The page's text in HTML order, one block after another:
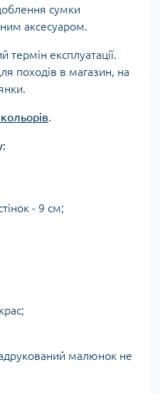
сумки
аксесуаром.
термін експлуатації.
походів в магазин, на
.
- 9 см;
малюнок не